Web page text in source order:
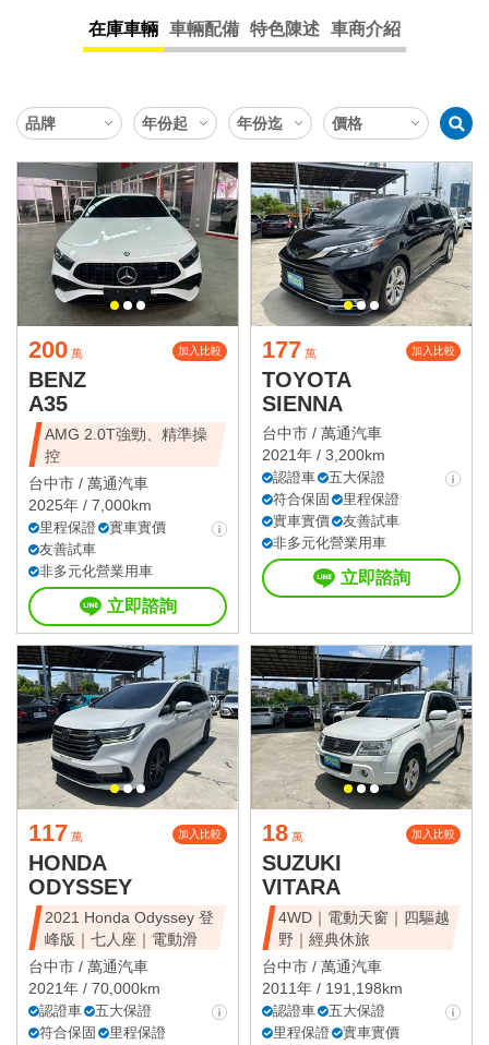
在庫車輛 車輛配備 特色陳述 車商介紹
200 萬 加入比較
BENZ
A35
AMG 2.0T強勁、精準操
控
台中市 / 萬通汽車
2025年 / 7,000km
里程保證
實車實價
友善試車
非多元化營業用車
立即諮詢
177 萬 加入比較
TOYOTA
SIENNA
台中市 / 萬通汽車
2021年 / 3,200km
認證車
五大保證
符合保固
里程保證
實車實價
友善試車
非多元化營業用車
立即諮詢
117 萬 加入比較
HONDA
ODYSSEY
2021 Honda Odyssey 登
峰版｜七人座｜電動滑
台中市 / 萬通汽車
2021年 / 70,000km
認證車
五大保證
符合保固
里程保證
18 萬 加入比較
SUZUKI
VITARA
4WD｜電動天窗｜四驅越
野｜經典休旅
台中市 / 萬通汽車
2011年 / 191,198km
認證車
五大保證
里程保證
實車實價